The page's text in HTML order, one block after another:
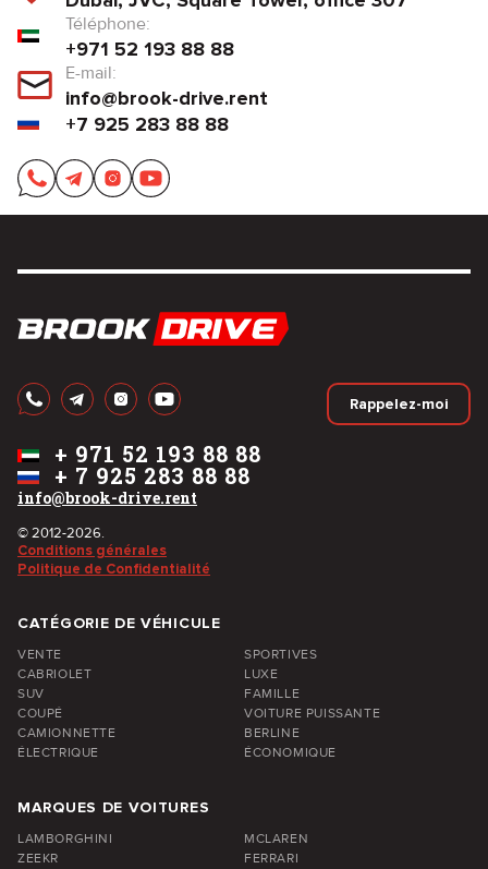
Téléphone:
+971 52 193 88 88
E-mail:
info@brook-drive.rent
+7 925 283 88 88
Rappelez-moi
info@brook-drive.rent
+ 7 925 283 88 88
+ 971 52 193 88 88
© 2012-2026.
Conditions générales
Politique de Confidentialité
CATÉGORIE DE VÉHICULE
VENTE
SPORTIVES
CABRIOLET
LUXE
SUV
FAMILLE
COUPÉ
VOITURE PUISSANTE
CAMIONNETTE
BERLINE
ÉLECTRIQUE
ÉCONOMIQUE
MARQUES DE VOITURES
LAMBORGHINI
MCLAREN
ZEEKR
FERRARI